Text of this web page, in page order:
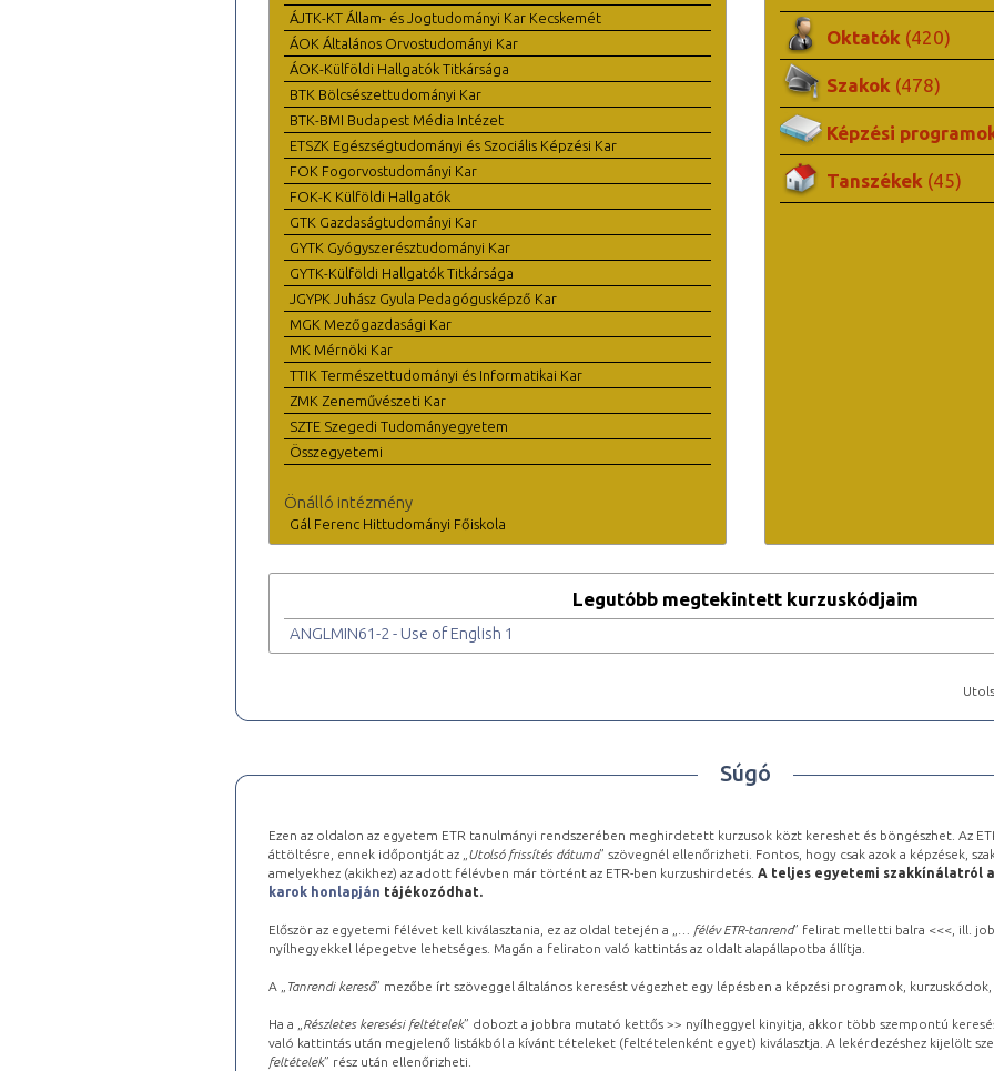
ÁJTK-KT Állam- és Jogtudományi Kar Kecskemét
ÁOK Általános Orvostudományi Kar
ÁOK-Külföldi Hallgatók Titkársága
BTK Bölcsészettudományi Kar
BTK-BMI Budapest Média Intézet
ETSZK Egészségtudományi és Szociális Képzési Kar
FOK Fogorvostudományi Kar
FOK-K Külföldi Hallgatók
GTK Gazdaságtudományi Kar
GYTK Gyógyszerésztudományi Kar
GYTK-Külföldi Hallgatók Titkársága
JGYPK Juhász Gyula Pedagógusképző Kar
MGK Mezőgazdasági Kar
MK Mérnöki Kar
TTIK Természettudományi és Informatikai Kar
ZMK Zeneművészeti Kar
SZTE Szegedi Tudományegyetem
Összegyetemi
Önálló intézmény
Gál Ferenc Hittudományi Főiskola
Oktatók (420)
Szakok (478)
Képzési
Tanszékek (45)
Legutóbb megtekintett kurzuskódjaim
ANGLMIN61-2 - Use of English 1
Súgó
Ezen az oldalon az egyetem ETR tanulmányi rendszerében meghirdetett kurzusok közt kereshet és böngészhet. Az
áttöltésre, ennek időpontját az „ Utolsó frissítés dátuma” szövegnél ellenőrizheti. Fontos, hogy csak azok a képzések,
amelyekhez (akikhez) az adott félévben már történt az ETR-ben kurzushirdetés. A teljes egyetemi szakkínálatról a
karok honlapján tájékozódhat.
Először az egyetemi félévet kell kiválasztania, ez az oldal tetején a „ … félév ETR-tanrend” felirat melletti balra <<<, ill.
nyílhegyekkel lépegetve lehetséges. Magán a feliraton való kattintás az oldalt alapállapotba állítja.
A „ Tanrendi kereső” mezőbe írt szöveggel általános keresést végezhet egy lépésben a képzési programok,
Ha a „ Részletes keresési feltételek” dobozt a jobbra mutató kettős >> nyílheggyel kinyitja, akkor több szempontú
való kattintás után megjelenő listákból a kívánt tételeket (feltételenként egyet) kiválasztja. A lekérdezéshez kijelölt
feltételek” rész után ellenőrizheti.